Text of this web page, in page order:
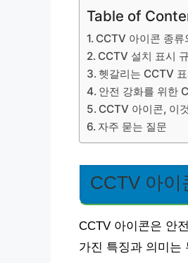
Table of
CCTV 아이콘 종류
CCTV 설치 표시
헷갈리는 CCTV
안전 강화를 위한
CCTV 아이콘, 이
자주 묻는 질문
CCTV 아이
CCTV 아이콘은 안
가진 특징과 의미는